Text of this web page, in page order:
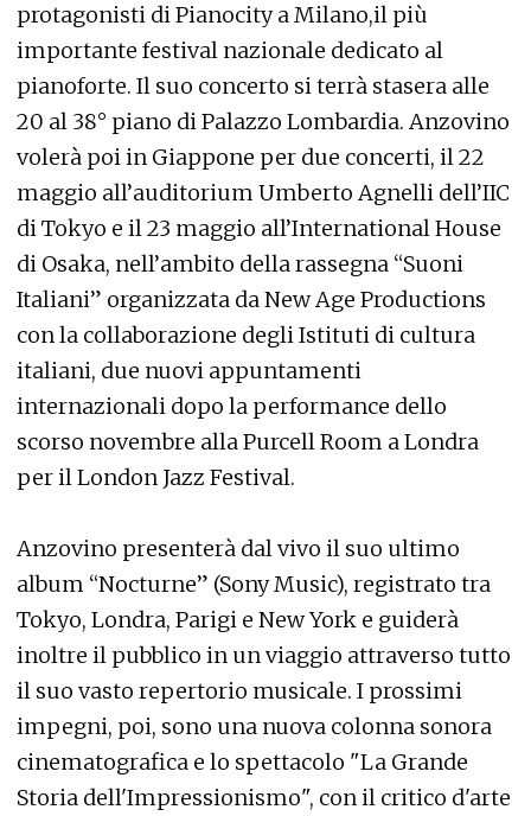
protagonisti di Pianocity a Milano,il più
importante festival nazionale dedicato al
pianoforte. Il suo concerto si terrà stasera alle
20 al 38° piano di Palazzo Lombardia. Anzovino
volerà poi in Giappone per due concerti, il 22
maggio all’auditorium Umberto Agnelli dell’IIC
di Tokyo e il 23 maggio all’International House
di Osaka, nell’ambito della rassegna “Suoni
Italiani” organizzata da New Age Productions
con la collaborazione degli Istituti di cultura
italiani, due nuovi appuntamenti
internazionali dopo la performance dello
scorso novembre alla Purcell Room a Londra
per il London Jazz Festival.
Anzovino presenterà dal vivo il suo ultimo
album “Nocturne” (Sony Music), registrato tra
Tokyo, Londra, Parigi e New York e guiderà
inoltre il pubblico in un viaggio attraverso tutto
il suo vasto repertorio musicale. I prossimi
impegni, poi, sono una nuova colonna sonora
cinematografica e lo spettacolo "La Grande
Storia dell'Impressionismo", con il critico d'arte